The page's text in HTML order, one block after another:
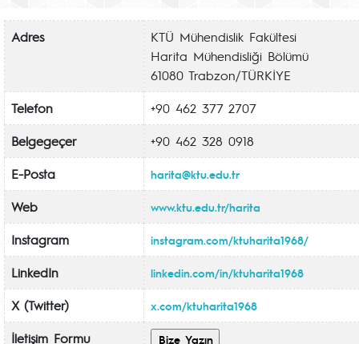
Adres
KTÜ Mühendislik Fakültesi
Harita Mühendisliği Bölümü
61080 Trabzon/TÜRKİYE
Telefon
+90 462 377 2707
Belgegeçer
+90 462 328 0918
E-Posta
harita@ktu.edu.tr
Web www.ktu.edu.tr/harita
Instagram instagram.com/ktuharita1968/
LinkedIn linkedin.com/in/ktuharita1968
X (Twitter) x.com/ktuharita1968
İletişim Formu